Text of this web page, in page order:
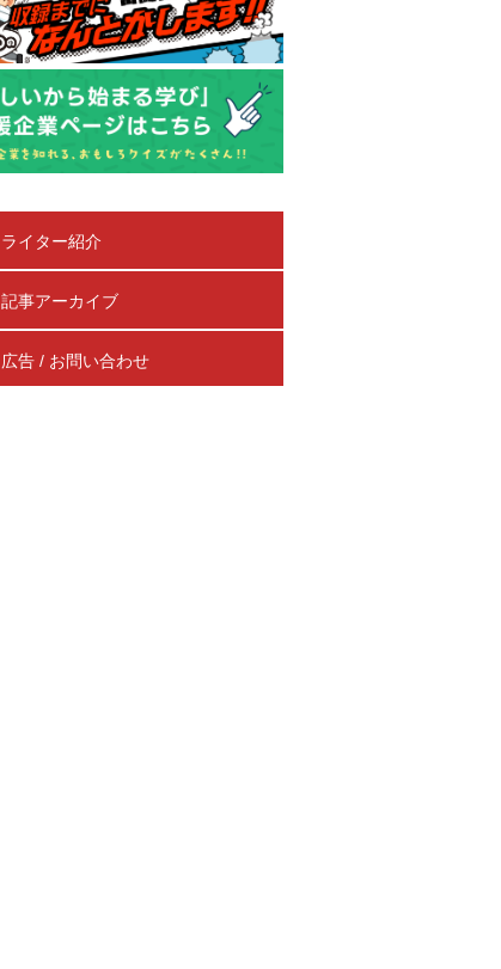
ライター紹介
記事アーカイブ
広告 / お問い合わせ